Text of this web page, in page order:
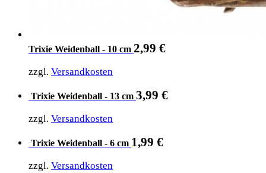
Trixie Weidenball - 10 cm 2,99 €
zzgl. Versandkosten
Trixie Weidenball - 13 cm 3,99 €
zzgl. Versandkosten
Trixie Weidenball - 6 cm 1,99 €
zzgl. Versandkosten